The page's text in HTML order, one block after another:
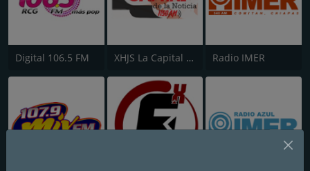
Digital 106.5 FM XHJS La Capital de la Noticia Radio IMER